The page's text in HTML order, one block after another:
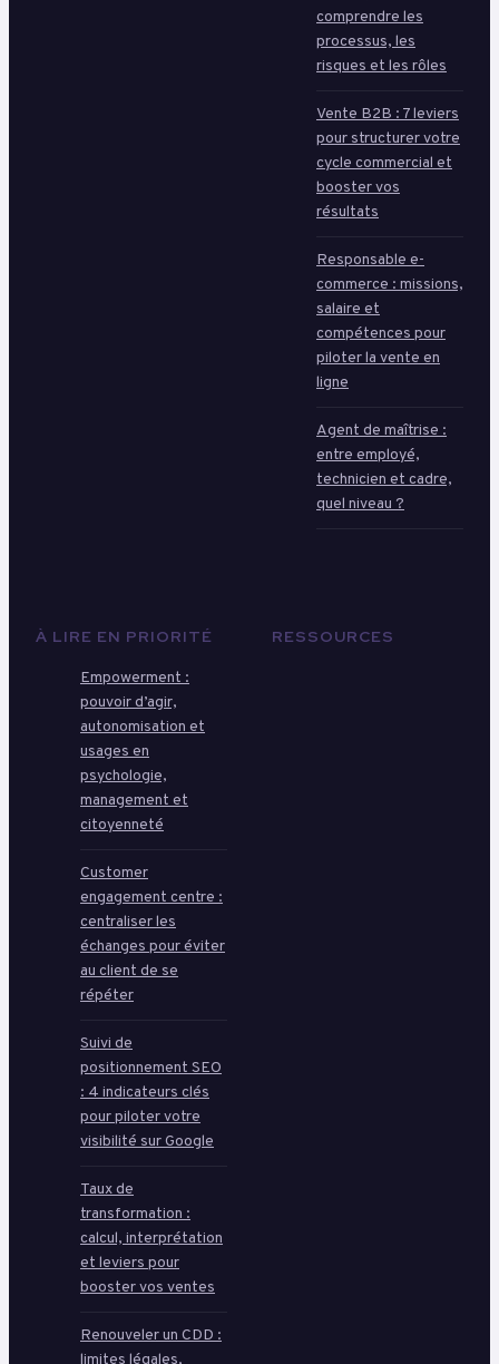
comprendre les
processus, les
risques et les rôles
Vente B2B : 7 leviers
pour structurer votre
cycle commercial et
booster vos
résultats
Responsable e-
commerce : missions,
salaire et
compétences pour
piloter la vente en
ligne
Agent de maîtrise :
entre employé,
technicien et cadre,
quel niveau ?
À LIRE EN PRIORITÉ
Empowerment :
pouvoir d’agir,
autonomisation et
usages en
psychologie,
management et
citoyenneté
Customer
engagement centre :
centraliser les
échanges pour éviter
au client de se
répéter
Suivi de
positionnement SEO
: 4 indicateurs clés
pour piloter votre
visibilité sur Google
Taux de
transformation :
calcul, interprétation
et leviers pour
booster vos ventes
Renouveler un CDD :
limites légales,
RESSOURCES